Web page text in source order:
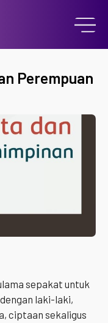
Perempuan
sepakat untuk
laki-laki,
ciptaan sekaligus